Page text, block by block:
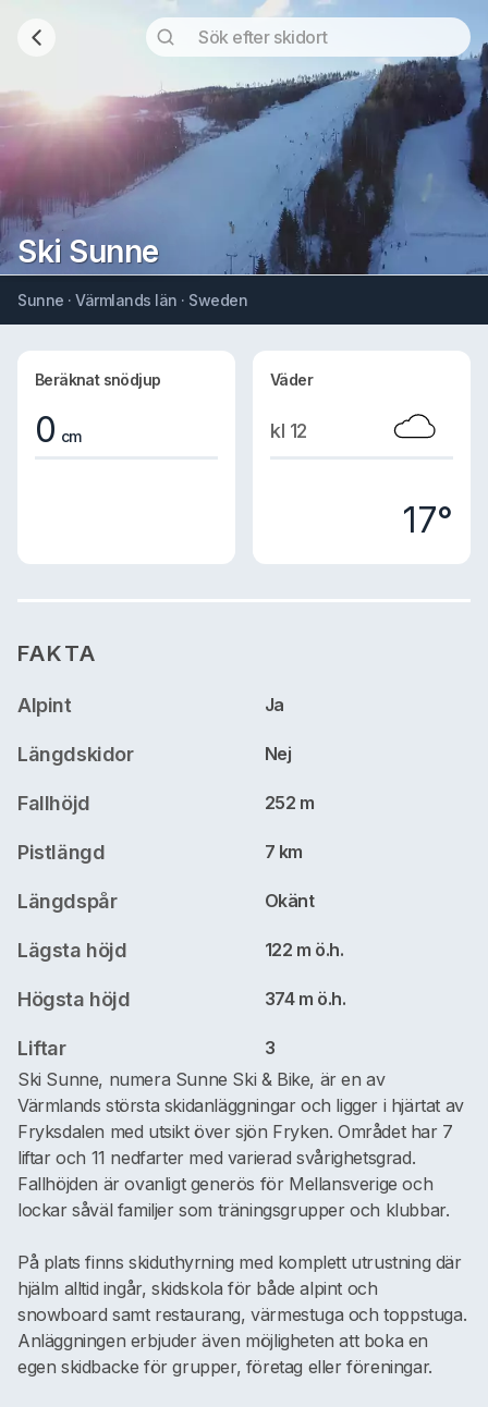
Ski Sunne
Sunne · Värmlands län · Sweden
Beräknat snödjup
0 cm
Väder
kl 12
17°
FAKTA
Alpint Ja
Längdskidor Nej
Fallhöjd 252 m
Pistlängd 7 km
Längdspår Okänt
Lägsta höjd 122 m ö.h.
Högsta höjd 374 m ö.h.
Liftar
3
Ski Sunne, numera Sunne Ski & Bike, är en av
Värmlands största skidanläggningar och ligger i hjärtat av
Fryksdalen med utsikt över sjön Fryken. Området har 7
liftar och 11 nedfarter med varierad svårighetsgrad.
Fallhöjden är ovanligt generös för Mellansverige och
lockar såväl familjer som träningsgrupper och klubbar.
På plats finns skiduthyrning med komplett utrustning där
hjälm alltid ingår, skidskola för både alpint och
snowboard samt restaurang, värmestuga och toppstuga.
Anläggningen erbjuder även möjligheten att boka en
egen skidbacke för grupper, företag eller föreningar.